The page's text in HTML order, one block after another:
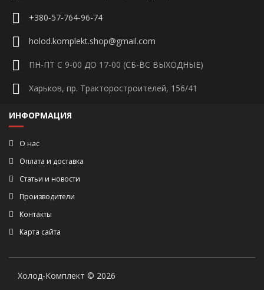
+380-57-764-96-74
holod.komplekt.shop@gmail.com
ПН-ПТ С 9-00 ДО 17-00 (СБ-ВС ВЫХОДНЫЕ)
Харьков, пр. Тракторостроителей, 156/41
ИНФОРМАЦИЯ
О нас
Оплата и доставка
Статьи и новости
Производители
Контакты
Карта сайта
Холод-Комплект © 2026